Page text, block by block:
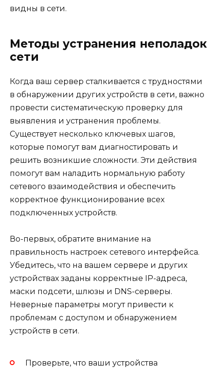
видны в сети.
Методы устранения неполадок
сети
Когда ваш сервер сталкивается с трудностями
в обнаружении других устройств в сети, важно
провести систематическую проверку для
выявления и устранения проблемы.
Существует несколько ключевых шагов,
которые помогут вам диагностировать и
решить возникшие сложности. Эти действия
помогут вам наладить нормальную работу
сетевого взаимодействия и обеспечить
корректное функционирование всех
подключенных устройств.
Во-первых, обратите внимание на
правильность настроек сетевого интерфейса.
Убедитесь, что на вашем сервере и других
устройствах заданы корректные IP-адреса,
маски подсети, шлюзы и DNS-серверы.
Неверные параметры могут привести к
проблемам с доступом и обнаружением
устройств в сети.
Проверьте, что ваши устройства